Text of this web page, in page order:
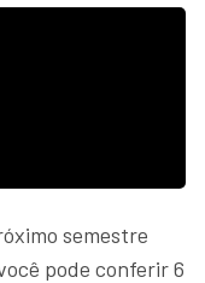
semestre
pode conferir 6